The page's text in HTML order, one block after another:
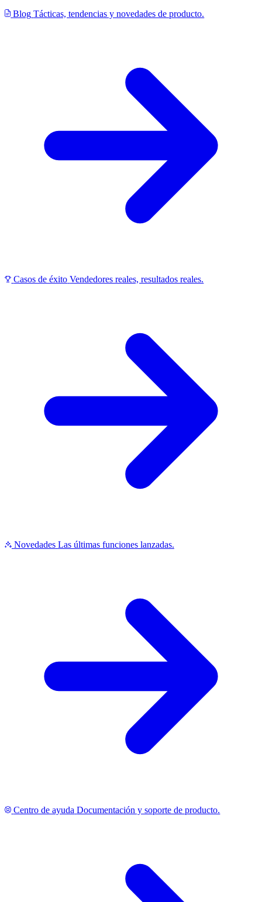
Blog Tácticas, tendencias y novedades de producto.
Casos de éxito Vendedores reales, resultados reales.
Novedades Las últimas funciones lanzadas.
Centro de ayuda Documentación y soporte de producto.